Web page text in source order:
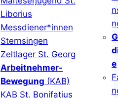
Liborius
Messdiener*innen
Sternsingen
Zeltlager St. Georg
Arbeitnehmer-
Bewegung (KAB)
KAB St. Bonifatius
e